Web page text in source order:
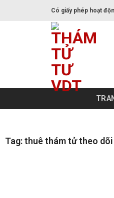
Có giấy phép hoạt
Tag: thuê thám tử theo